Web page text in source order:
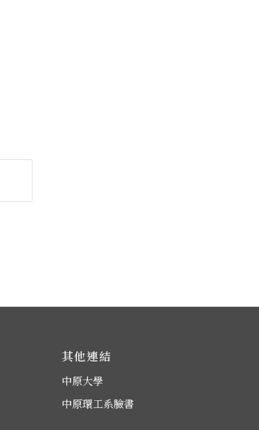
其他連結
中原大學
中原環工系臉書